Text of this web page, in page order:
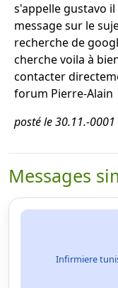
s'appelle gustavo
message sur le
recherche de
cherche voila à
contacter
forum Pierre-Alain
posté le 30.11.-0001
Messages
Infirmiere